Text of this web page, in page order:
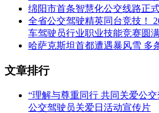
绵阳市首条智慧化公交线路正
全省公交驾驶精英同台竞技！
车驾驶员行业职业技能竞赛圆满
哈萨克斯坦首都遭遇暴风雪 多
文章排行
“理解与尊重同行 共同关爱公
公交驾驶员关爱日活动宣传片